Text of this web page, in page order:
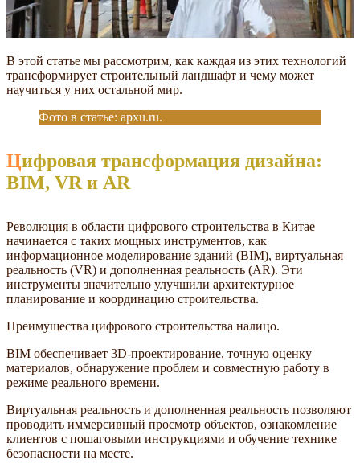
В этой статье мы рассмотрим, как каждая из этих технологий
трансформирует строительный ландшафт и чему может
научиться у них остальной мир.
Фото в статье: apxu.ru.
Цифровая трансформация дизайна:
BIM, VR и AR
Революция в области цифрового строительства в Китае
начинается с таких мощных инструментов, как
информационное моделирование зданий (BIM), виртуальная
реальность (VR) и дополненная реальность (AR). Эти
инструменты значительно улучшили архитектурное
планирование и координацию строительства.
Преимущества цифрового строительства налицо.
BIM обеспечивает 3D-проектирование, точную оценку
материалов, обнаружение проблем и совместную работу в
режиме реального времени.
Виртуальная реальность и дополненная реальность позволяют
проводить иммерсивный просмотр объектов, ознакомление
клиентов с пошаговыми инструкциями и обучение технике
безопасности на месте.